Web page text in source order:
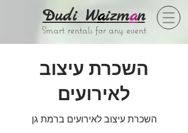
Dudi Waizman
Smart rentals for any event
השכרת עיצוב
לאירועים
השכרת עיצוב לאירועים ברמת גן